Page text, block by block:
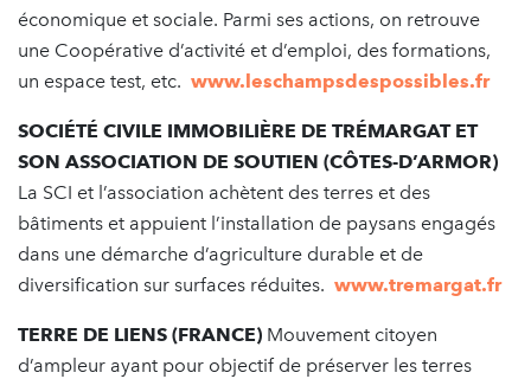
économique et sociale. Parmi ses actions, on retrouve
une Coopérative d’activité et d’emploi, des formations,
un espace test, etc. www.leschampsdespossibles.fr
SOCIÉTÉ CIVILE IMMOBILIÈRE DE TRÉMARGAT ET
SON ASSOCIATION DE SOUTIEN (CÔTES-D’ARMOR)
La SCI et l’association achètent des terres et des
bâtiments et appuient l’installation de paysans engagés
dans une démarche d’agriculture durable et de
diversification sur surfaces réduites. www.tremargat.fr
TERRE DE LIENS (FRANCE) Mouvement citoyen
d’ampleur ayant pour objectif de préserver les terres